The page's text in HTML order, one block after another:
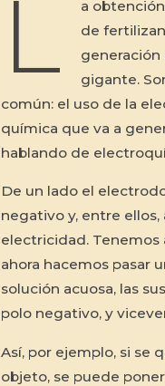
L
a
de
gigante.
común: el uso de la
química que va a
hablando de
De un lado el
negativo y, entre
electricidad. Tenemos
ahora hacemos pasar
solución acuosa, las
polo negativo, y
Así, por ejemplo, si se
objeto, se puede